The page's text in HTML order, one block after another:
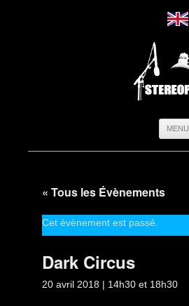
MENU
« Tous les Évènements
Cet évènement est passé.
Dark Circus
20 avril 2018 | 14h30 et 18h30